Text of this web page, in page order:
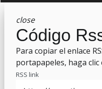
close
Código
Para copiar el enlace
portapapeles, haga clic
RSS link